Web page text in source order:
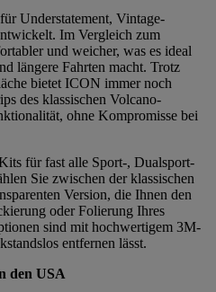
Understatement, Vintage-
Im Vergleich zum
und weicher, was es ideal
längere Fahrten macht. Trotz
bietet ICON immer noch
des klassischen Volcano-
ohne Kompromisse bei
für fast alle Sport-, Dualsport-
Sie zwischen der klassischen
Version, die Ihnen den
oder Folierung Ihres
sind mit hochwertigem 3M-
entfernen lässt.
den USA